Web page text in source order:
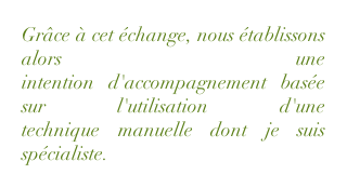
Grâce à cet échange, nous établissons
alors une
intention d'accompagnement basée
sur l'utilisation d'une
technique manuelle dont je suis
spécialiste.